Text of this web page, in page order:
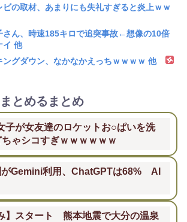
ビの取材、あまりにも失礼すぎると炎上ｗｗ
さん、時速185キロで追突事故←想像の10倍
イ 他
ングダウン、なかなかえっちｗｗｗｗ 他
とめるまとめ
子が女友達のロケットお○ぱいを洗
ゃシコすぎｗｗｗｗｗｗ
がGemini利用、ChatGPTは68% AI
】スタート 熊本地震で大分の温泉